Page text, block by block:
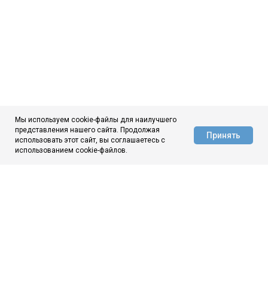
АЦ ЦНИИчермет
Мы используем cookie-файлы для наилучшего
представления нашего сайта. Продолжая
использовать этот сайт, вы соглашаетесь с
использованием cookie-файлов.
Принять